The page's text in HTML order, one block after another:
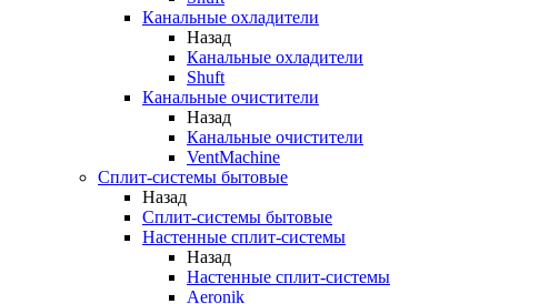
Канальные охладители
Назад
Канальные охладители
Shuft
Канальные очистители
Назад
Канальные очистители
VentMachine
Сплит-системы бытовые
Назад
Сплит-системы бытовые
Настенные сплит-системы
Назад
Настенные сплит-системы
Aeronik